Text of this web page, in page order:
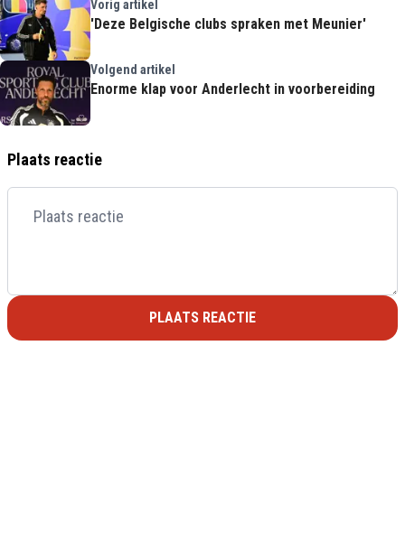
Vorig artikel
'Deze Belgische clubs spraken met Meunier'
Volgend artikel
Enorme klap voor Anderlecht in voorbereiding
Plaats reactie
PLAATS REACTIE